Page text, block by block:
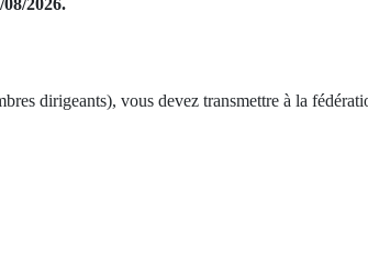
2026.
dirigeants), vous devez transmettre à la